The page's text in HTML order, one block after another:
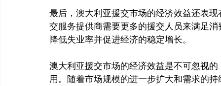
最后，澳大利亚援交市场的经济效益还表
交服务提供商需要更多的援交人员来满足
降低失业率并促进经济的稳定增长。
澳大利亚援交市场的经济效益是不可忽视
用。随着市场规模的进一步扩大和需求的